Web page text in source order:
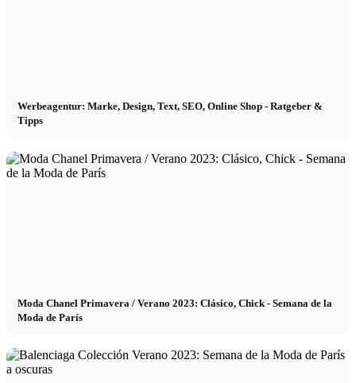
Werbeagentur: Marke, Design, Text, SEO, Online Shop - Ratgeber &
Tipps
Moda Chanel Primavera / Verano 2023: Clásico, Chick - Semana de la
Moda de París